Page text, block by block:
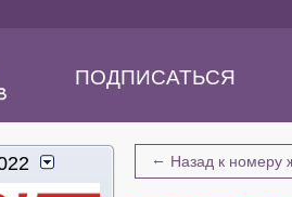
ПОДПИСАТЬСЯ
← Назад к номеру